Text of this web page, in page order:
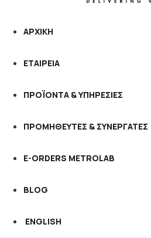
ΑΡΧΙΚΗ
ΕΤΑΙΡΕΙΑ
ΠΡΟΪΟΝΤΑ & ΥΠΗΡΕΣΙΕΣ
ΠΡΟΜΗΘΕΥΤΕΣ & ΣΥΝΕΡΓΑΤΕΣ
E-ORDERS METROLAB
BLOG
ENGLISH